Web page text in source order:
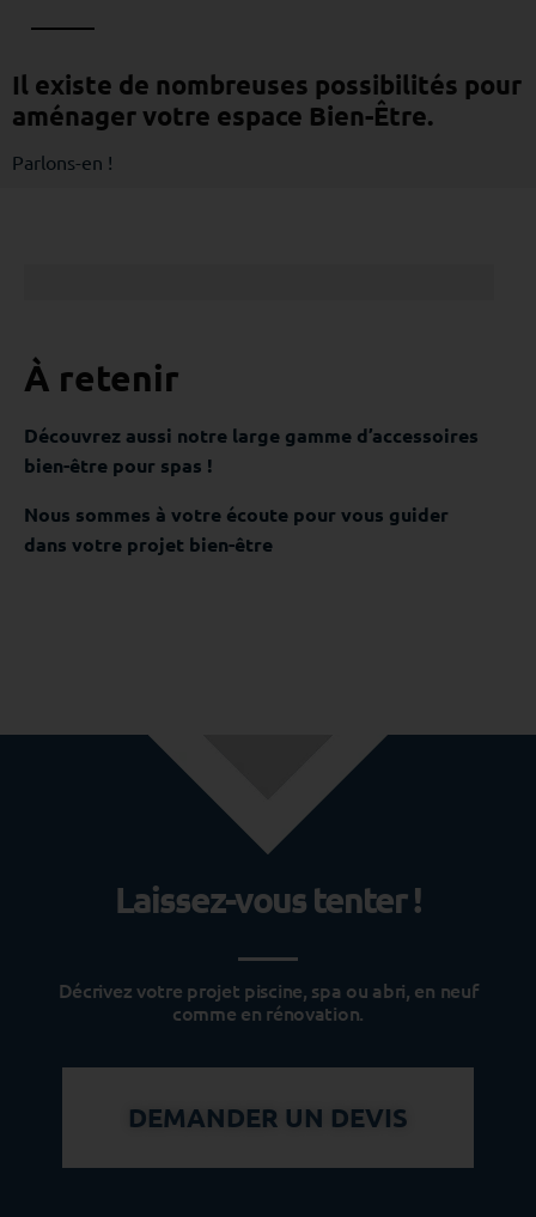
Il existe de nombreuses possibilités pour
aménager votre espace Bien-Être.
Parlons-en !
À retenir
Découvrez aussi notre large gamme d’accessoires
bien-être pour spas !
Nous sommes à votre écoute pour vous guider
dans votre projet bien-être
Laissez-vous tenter !
Décrivez votre projet piscine, spa ou abri, en neuf
comme en rénovation.
DEMANDER UN DEVIS